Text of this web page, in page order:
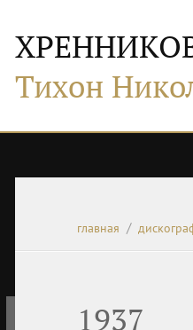
Тихон
главная
1937